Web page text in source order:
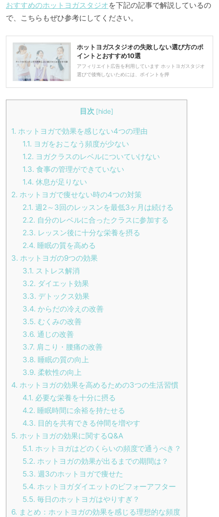
おすすめのホットヨガスタジオを下記の記事で解説しているの
で、こちらもぜひ参考にしてください。
ホットヨガスタジオの失敗しない選び方のポ
イントとおすすめ10選
アフィリエイト広告を利用しています ホットヨガスタジオ
選びで後悔しないためには、ポイントを押
目次 [hide]
1. ホットヨガで効果を感じない4つの理由
1.1. ヨガをおこなう頻度が少ない
1.2. ヨガクラスのレベルについていけない
1.3. 食事の管理ができていない
1.4. 休息が足りない
2. ホットヨガで痩せない時の4つの対策
2.1. 週2～3回のレッスンを最低3ヶ月は続ける
2.2. 自分のレベルに合ったクラスに参加する
2.3. レッスン後に十分な栄養を摂る
2.4. 睡眠の質を高める
3. ホットヨガの9つの効果
3.1. ストレス解消
3.2. ダイエット効果
3.3. デトックス効果
3.4. からだの冷えの改善
3.5. むくみの改善
3.6. 通じの改善
3.7. 肩こり・腰痛の改善
3.8. 睡眠の質の向上
3.9. 柔軟性の向上
4. ホットヨガの効果を高めるための3つの生活習慣
4.1. 必要な栄養を十分に摂る
4.2. 睡眠時間に余裕を持たせる
4.3. 目的を共有できる仲間を増やす
5. ホットヨガの効果に関するQ&A
5.1. ホットヨガはどのくらいの頻度で通うべき？
5.2. ホットヨガの効果が出るまでの期間は？
5.3. 週3のホットヨガで痩せた
5.4. ホットヨガダイエットのビフォーアフター
5.5. 毎日のホットヨガはやりすぎ？
6. まとめ：ホットヨガの効果を感じる理想的な頻度